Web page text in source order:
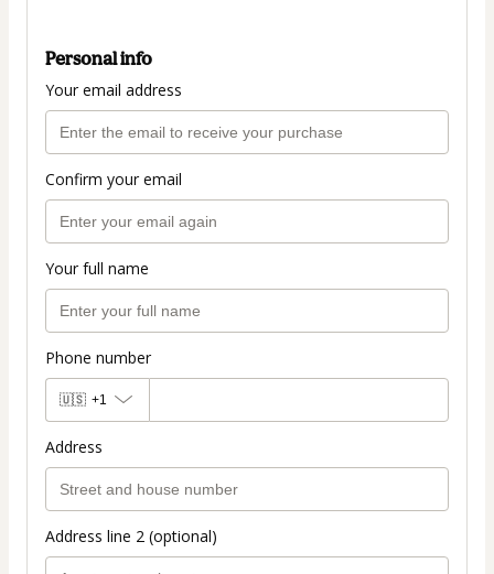
Personal info
Your email address
Confirm your email
Your full name
Phone number
🇺🇸 +1
Address
Address line 2 (optional)